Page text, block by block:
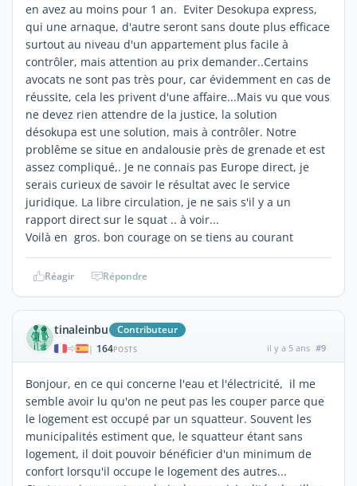
en avez au moins pour 1 an. Eviter Desokupa express,
qui une arnaque, d'autre seront sans doute plus efficace
surtout au niveau d'un appartement plus facile à
contrôler, mais attention au prix demander..Certains
avocats ne sont pas très pour, car évidemment en cas de
réussite, cela les privent d'une affaire...Mais vu que vous
ne devez rien attendre de la justice, la solution
désokupa est une solution, mais à contrôler. Notre
problême se situe en andalousie près de grenade et est
assez compliqué,. Je ne connais pas Europe direct, je
serais curieux de savoir le résultat avec le service
juridique. La libre circulation, je ne sais s'il y a un
rapport direct sur le squat .. à voir...
Voilà en gros. bon courage on se tiens au courant
Réagir Répondre
tinaleinbu Contributeur
| 164POSTS il y a 5 ans #9
Bonjour, en ce qui concerne l'eau et l'électricité, il me
semble avoir lu qu'on ne peut pas les couper parce que
le logement est occupé par un squatteur. Souvent les
municipalités estiment que, le squatteur étant sans
logement, il doit pouvoir bénéficier d'un minimum de
confort lorsqu'il occupe le logement des autres...